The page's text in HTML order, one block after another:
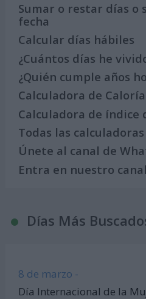
Sumar o restar días o
fecha
Calcular días hábiles
¿Cuántos días he
¿Quién cumple años
Calculadora de
Calculadora de índice
Todas las calculadoras
Únete al canal de
Entra en nuestro
Días Más
8 de marzo -
Día Internacional de la